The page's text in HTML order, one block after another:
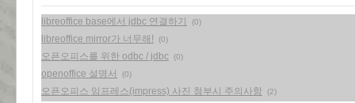
libreoffice base에서 jdbc 연결하기 (0)
libreoffice mirror가 너무해! (0)
오픈오피스를 위한 odbc / jdbc (0)
openoffice 설명서 (0)
오픈오피스 임프레스(impress) 사진 첨부시 주의사항 (2)